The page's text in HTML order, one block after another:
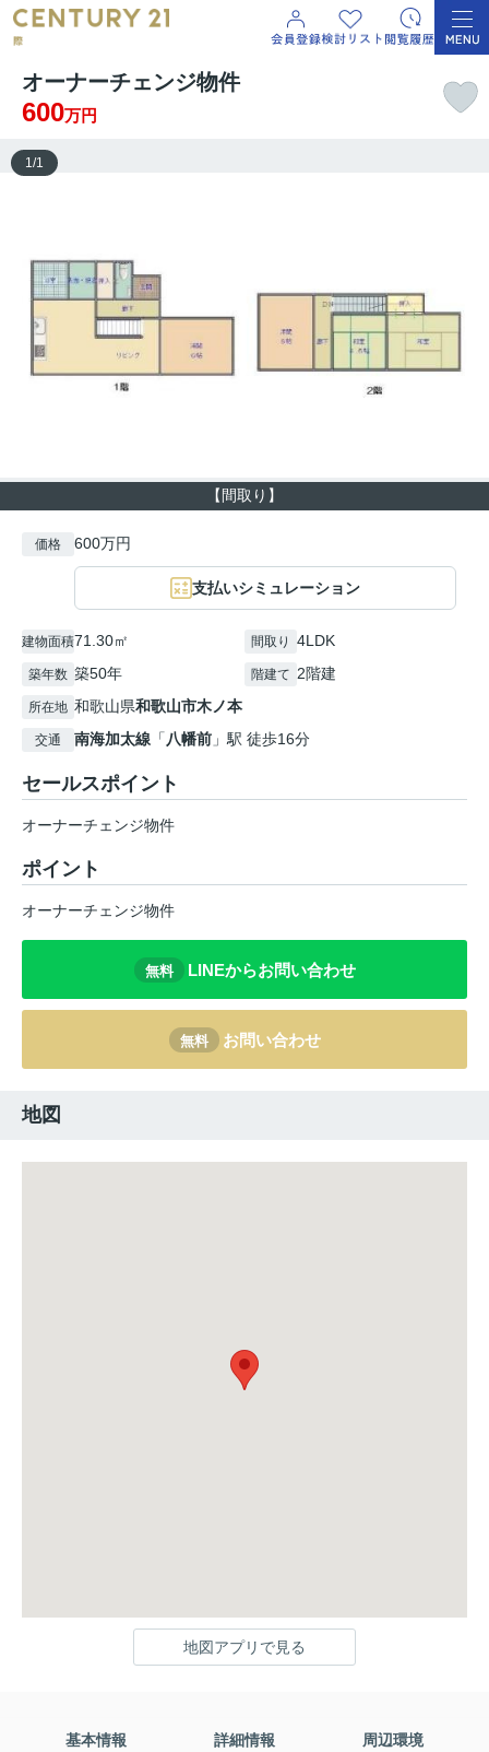
オーナーチェンジ物件
600万円
【間取り】
1/1
価格 600万円
支払いシミュレーション
建物面積71.30㎡ 間取り 4LDK
築年数 築50年 階建て 2階建
所在地 和歌山県和歌山市木ノ本
交通 南海加太線 「八幡前 」駅 徒歩16分
セールスポイント
オーナーチェンジ物件
ポイント
オーナーチェンジ物件
無料 LINEからお問い合わせ
無料 お問い合わせ
地図
地図アプリで見る
基本情報 詳細情報 周辺環境